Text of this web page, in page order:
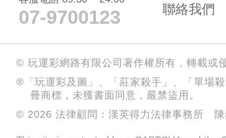
07-9700123 聯絡我們
© 玩運彩網路有限公司著作權所有，轉載或
®「玩運彩及圖」、「莊家殺手」、「單場
冊商標，未獲書面同意，嚴禁盜用。
© 2026 法律顧問：漢英得力法律事務所 陳